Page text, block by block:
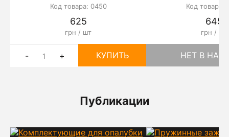
Код товара: 0450
625
грн / шт
- + КУПИТЬ
Код товара:
645
грн / шт
НЕТ В
Публикации